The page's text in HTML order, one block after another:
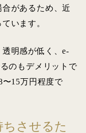
があるため、近
います。
明感が低く、e-
のもデメリットで
〜15万円程度で
させるた